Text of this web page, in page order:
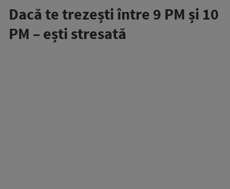
Dacă te trezești între 9 PM și 10
PM – ești stresată